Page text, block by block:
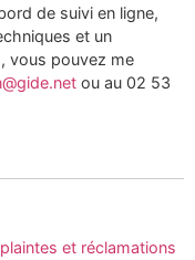
de suivi en ligne,
et un
vous pouvez me
ou au 02 53
et réclamations